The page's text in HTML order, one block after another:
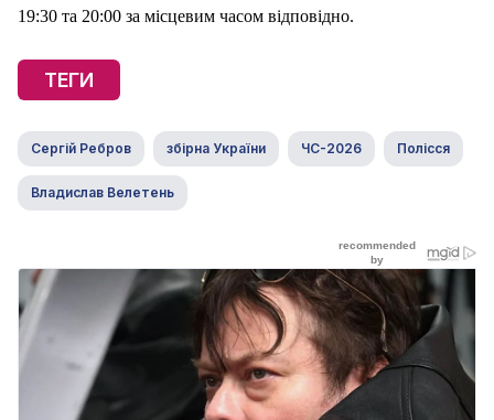
19:30 та 20:00 за місцевим часом відповідно.
ТЕГИ
Сергій Ребров збірна України ЧС-2026 Полісся
Владислав Велетень